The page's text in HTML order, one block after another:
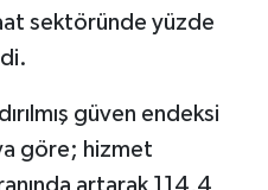
sektöründe yüzde
güven endeksi
göre; hizmet
artarak 114,4